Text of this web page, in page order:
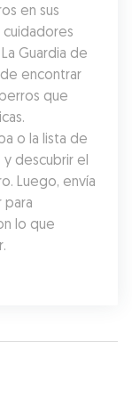
en sus
Guardia de
encontrar
que
o la lista de
descubrir el
Luego, envía
para
lo que